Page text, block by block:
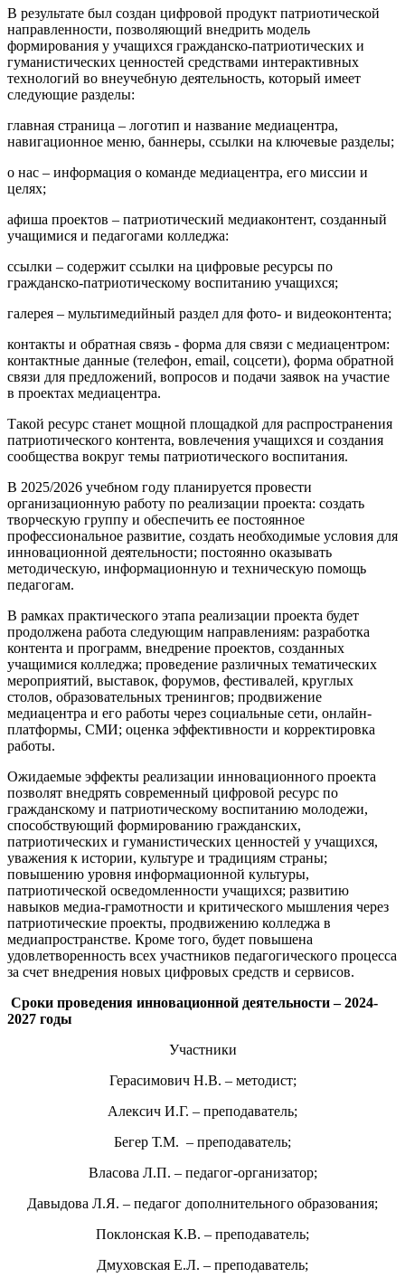
В результате был создан цифровой продукт патриотической
направленности, позволяющий внедрить модель
формирования у учащихся гражданско-патриотических и
гуманистических ценностей средствами интерактивных
технологий во внеучебную деятельность, который имеет
следующие разделы:
главная страница – логотип и название медиацентра,
навигационное меню, баннеры, ссылки на ключевые разделы;
о нас – информация о команде медиацентра, его миссии и
целях;
афиша проектов – патриотический медиаконтент, созданный
учащимися и педагогами колледжа:
ссылки – содержит ссылки на цифровые ресурсы по
гражданско-патриотическому воспитанию учащихся;
галерея – мультимедийный раздел для фото- и видеоконтента;
контакты и обратная связь - форма для связи с медиацентром:
контактные данные (телефон, email, соцсети), форма обратной
связи для предложений, вопросов и подачи заявок на участие
в проектах медиацентра.
Такой ресурс станет мощной площадкой для распространения
патриотического контента, вовлечения учащихся и создания
сообщества вокруг темы патриотического воспитания.
В 2025/2026 учебном году планируется провести
организационную работу по реализации проекта: создать
творческую группу и обеспечить ее постоянное
профессиональное развитие, создать необходимые условия для
инновационной деятельности; постоянно оказывать
методическую, информационную и техническую помощь
педагогам.
В рамках практического этапа реализации проекта будет
продолжена работа следующим направлениям: разработка
контента и программ, внедрение проектов, созданных
учащимися колледжа; проведение различных тематических
мероприятий, выставок, форумов, фестивалей, круглых
столов, образовательных тренингов; продвижение
медиацентра и его работы через социальные сети, онлайн-
платформы, СМИ; оценка эффективности и корректировка
работы.
Ожидаемые эффекты реализации инновационного проекта
позволят внедрять современный цифровой ресурс по
гражданскому и патриотическому воспитанию молодежи,
способствующий формированию гражданских,
патриотических и гуманистических ценностей у учащихся,
уважения к истории, культуре и традициям страны;
повышению уровня информационной культуры,
патриотической осведомленности учащихся; развитию
навыков медиа-грамотности и критического мышления через
патриотические проекты, продвижению колледжа в
медиапространстве. Кроме того, будет повышена
удовлетворенность всех участников педагогического процесса
за счет внедрения новых цифровых средств и сервисов.
Сроки проведения инновационной деятельности – 2024-
2027 годы
Участники
Герасимович Н.В. – методист;
Алексич И.Г. – преподаватель;
Бегер Т.М. – преподаватель;
Власова Л.П. – педагог-организатор;
Давыдова Л.Я. – педагог дополнительного образования;
Поклонская К.В. – преподаватель;
Дмуховская Е.Л. – преподаватель;